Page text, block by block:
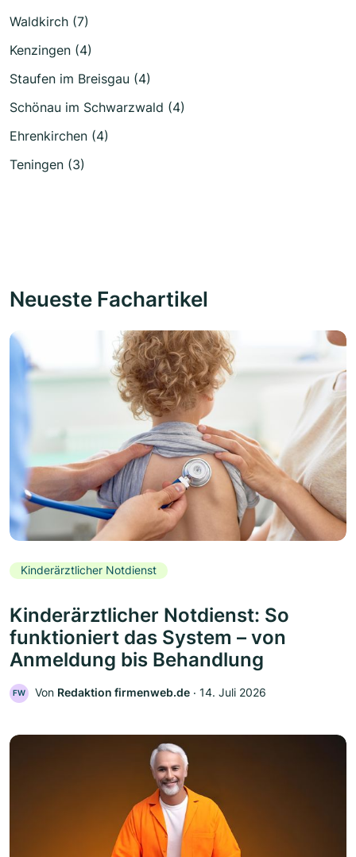
Waldkirch (7)
Kenzingen (4)
Staufen im Breisgau (4)
Schönau im Schwarzwald (4)
Ehrenkirchen (4)
Teningen (3)
Neueste Fachartikel
Kinderärztlicher Notdienst
Kinderärztlicher Notdienst: So
funktioniert das System – von
Anmeldung bis Behandlung
FW Von Redaktion firmenweb.de ‧ 14. Juli 2026